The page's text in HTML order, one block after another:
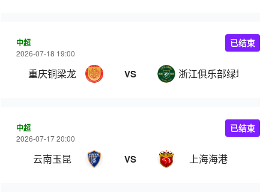
中超
2026-07-18 19:00
重庆铜梁龙 VS 浙江俱乐部绿城
已结束
中超
2026-07-17 20:00
云南玉昆 VS 上海海港
已结束